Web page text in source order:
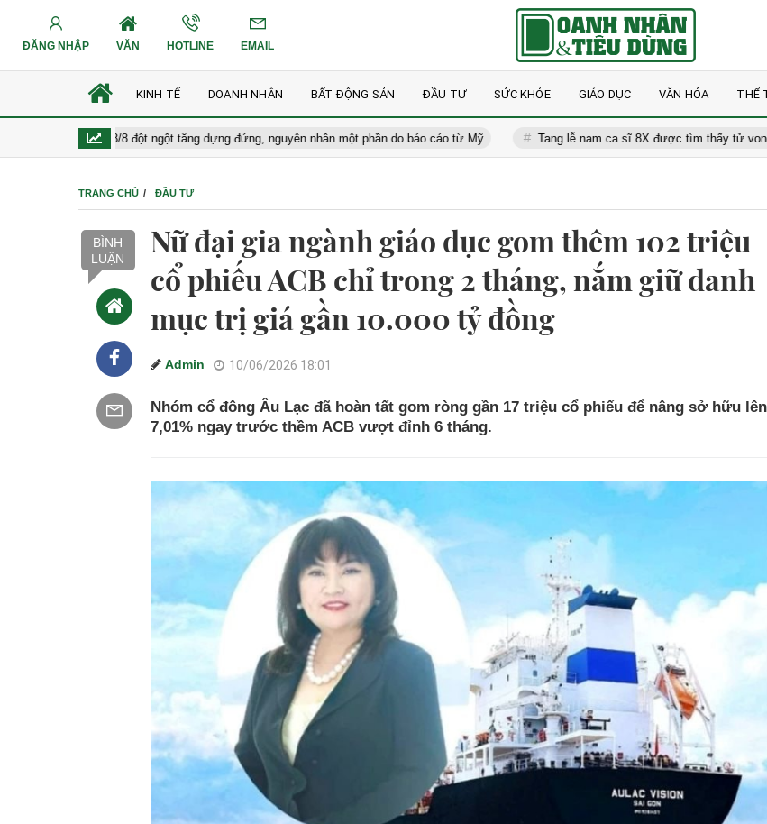
ĐĂNG NHẬP VĂN HOTLINE EMAIL
KINH TẾ DOANH NHÂN BẤT ĐỘNG SẢN ĐẦU TƯ SỨC KHỎE GIÁO DỤC VĂN HÓA THỂ
hôm nay 8/8 đột ngột tăng dựng đứng, nguyên nhân một phần do báo cáo từ Mỹ Tang lễ nam ca sĩ 8X được tìm thấy tử vong dưới
TRANG CHỦ ĐẦU TƯ
BÌNH
LUẬN
Nữ đại gia ngành giáo dục gom thêm 102 triệu
cổ phiếu ACB chỉ trong 2 tháng, nắm giữ danh
mục trị giá gần 10.000 tỷ đồng
Admin 10/06/2026 18:01
Nhóm cổ đông Âu Lạc đã hoàn tất gom ròng gần 17 triệu cổ phiếu để nâng sở hữu lên
7,01% ngay trước thềm ACB vượt đỉnh 6 tháng.